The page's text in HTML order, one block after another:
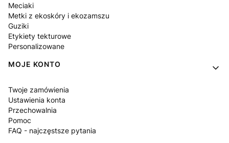
Meciaki
Metki z ekoskóry i ekozamszu
Guziki
Etykiety tekturowe
Personalizowane
MOJE KONTO
Twoje zamówienia
Ustawienia konta
Przechowalnia
Pomoc
FAQ - najczęstsze pytania